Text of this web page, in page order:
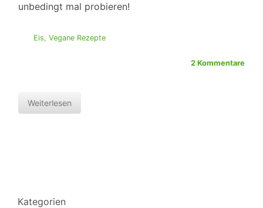
unbedingt mal probieren!
Eis, Vegane Rezepte
2 Kommentare
Weiterlesen
Kategorien